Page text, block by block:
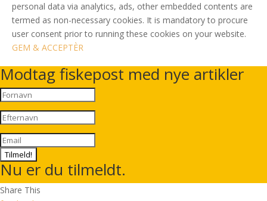
personal data via analytics, ads, other embedded contents are
termed as non-necessary cookies. It is mandatory to procure
user consent prior to running these cookies on your website.
GEM & ACCEPTÈR
Modtag fiskepost med nye artikler
Tilmeld!
Nu er du tilmeldt.
Share This